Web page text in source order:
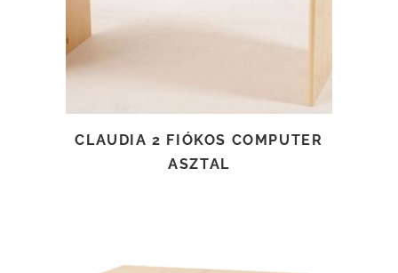
CLAUDIA 2 FIÓKOS COMPUTER
ASZTAL